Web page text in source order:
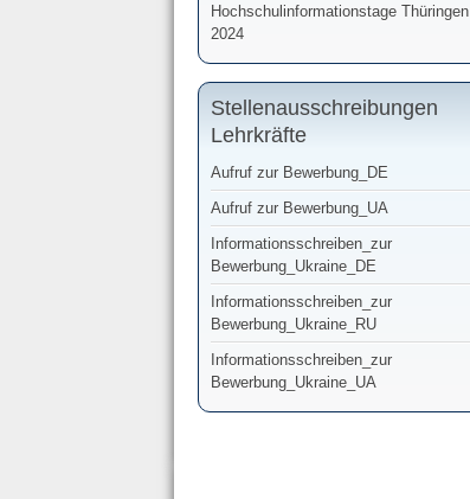
Hochschulinformationstage Thüringen
2024
Stellenausschreibungen
Lehrkräfte
Aufruf zur Bewerbung_DE
Aufruf zur Bewerbung_UA
Informationsschreiben_zur
Bewerbung_Ukraine_DE
Informationsschreiben_zur
Bewerbung_Ukraine_RU
Informationsschreiben_zur
Bewerbung_Ukraine_UA